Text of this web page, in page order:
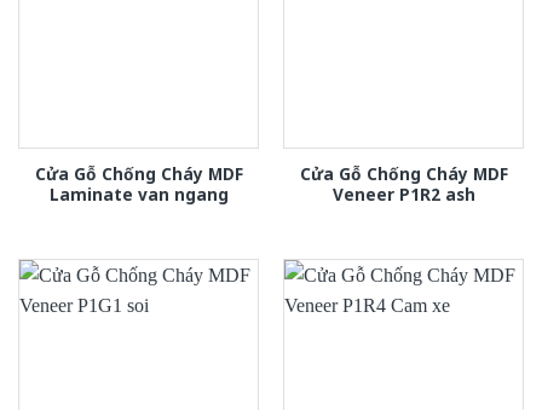
Cửa Gỗ Chống Cháy MDF
Laminate van ngang
Cửa Gỗ Chống Cháy MDF
Veneer P1R2 ash